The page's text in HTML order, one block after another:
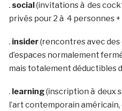
. social(invitations à des
privés pour 2 à 4 personnes +
. insider(rencontres avec
d’espaces normalement
mais totalement déductibles
. learning(inscription à deux
l’art contemporain